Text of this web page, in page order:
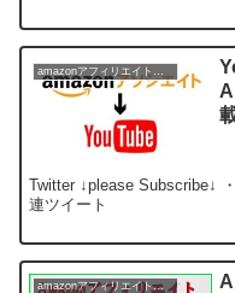
Twitter ↓please Subscribe↓
連ツイート
amazonアフィリエイトについて